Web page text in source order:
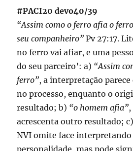
#PACI20 devo40/39
“Assim como o ferro afia o
seu companheiro”Pv 27:17.
no ferro vai afiar, e uma
do seu parceiro’: a) “Assim
ferro”, a interpretação parece
no processo, enquanto o
resultado; b) “o homem afia”,
acrescenta outro resultado; c)
NVI omite face interpretando